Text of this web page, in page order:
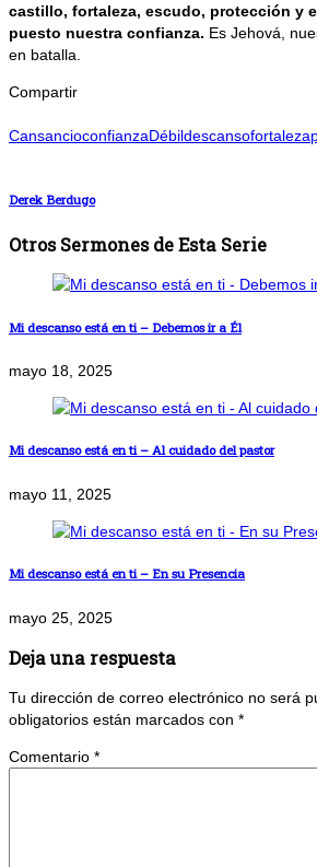
castillo, fortaleza, escudo, protección y
puesto nuestra confianza. Es Jehová,
en batalla.
Compartir
CansancioconfianzaDébildescansofortaleza
Derek Berdugo
Otros Sermones de Esta Serie
Mi descanso está en ti – Debemos ir a Él
mayo 18, 2025
Mi descanso está en ti – Al cuidado del pastor
mayo 11, 2025
Mi descanso está en ti – En su Presencia
mayo 25, 2025
Deja una respuesta
Tu dirección de correo electrónico no será
obligatorios están marcados con *
Comentario *